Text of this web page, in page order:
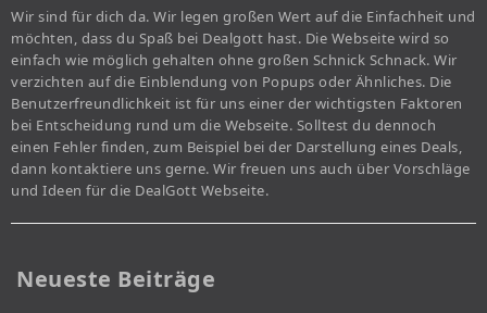
Wir sind für dich da. Wir legen großen Wert auf die Einfachheit und
möchten, dass du Spaß bei Dealgott hast. Die Webseite wird so
einfach wie möglich gehalten ohne großen Schnick Schnack. Wir
verzichten auf die Einblendung von Popups oder Ähnliches. Die
Benutzerfreundlichkeit ist für uns einer der wichtigsten Faktoren
bei Entscheidung rund um die Webseite. Solltest du dennoch
einen Fehler finden, zum Beispiel bei der Darstellung eines Deals,
dann kontaktiere uns gerne. Wir freuen uns auch über Vorschläge
und Ideen für die DealGott Webseite.
Neueste Beiträge